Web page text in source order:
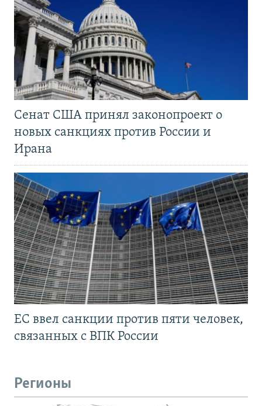
Сенат США принял законопроект о
новых санкциях против России и
Ирана
ЕС ввел санкции против пяти человек,
связанных с ВПК России
Регионы